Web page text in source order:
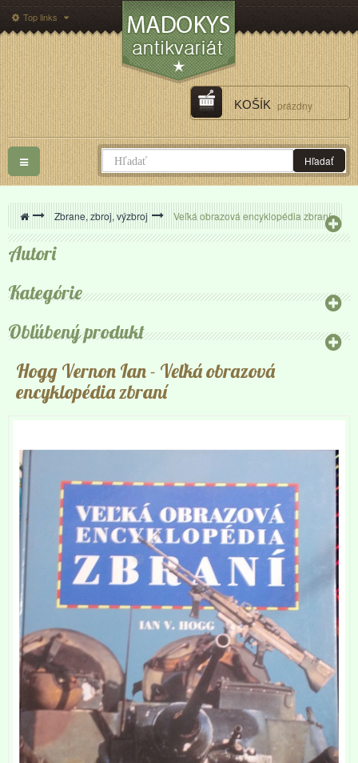
Top links
Hľadať
KOŠÍK prázdny
Toggle
navigation
> Zbrane, zbroj, výzbroj > Veľká obrazová encyklopédia zbraní
Autori
Kategórie
Obľúbený produkt
Hogg Vernon Ian- Veľká obrazová
encyklopédia zbraní